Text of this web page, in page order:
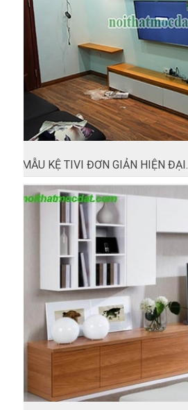
MẪU KỆ TIVI ĐƠN GIẢN HIỆN ĐẠI.